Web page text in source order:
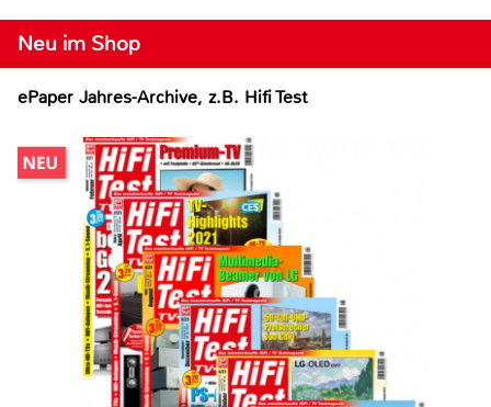
Neu im Shop
ePaper Jahres-Archive, z.B. Hifi Test